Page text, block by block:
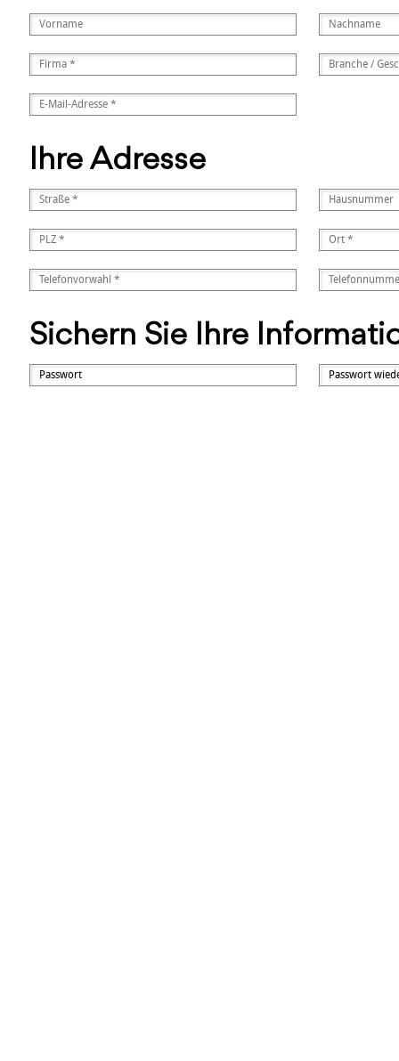
Ihre Adresse
Sichern Sie Ihre